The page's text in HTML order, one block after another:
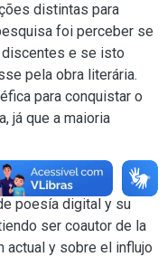
distintas para
foi perceber se
discentes e se isto
pela obra literária.
para conquistar o
já que a maioria
poesía digital y su
ser coautor de la
actual y sobre el influjo